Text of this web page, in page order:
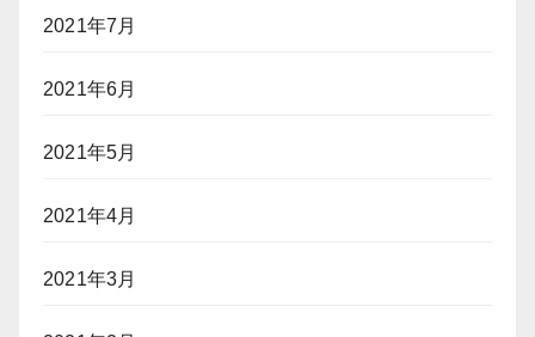
2021年7月
2021年6月
2021年5月
2021年4月
2021年3月